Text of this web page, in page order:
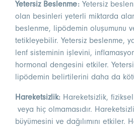
Yetersiz Beslenme: Yetersiz
olan besinleri yeterli miktarda
beslenme, lipödemin oluşumunu
tetikleyebilir. Yetersiz beslenme,
lenf sisteminin işlevini,
hormonal dengesini etkiler.
lipödemin belirtilerini daha da
Hareketsizlik: Hareketsizlik,
veya hiç olmamasıdır.
büyümesini ve dağılımını etkiler.